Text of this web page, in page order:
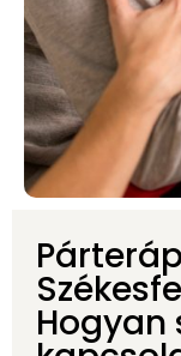
Hogyan